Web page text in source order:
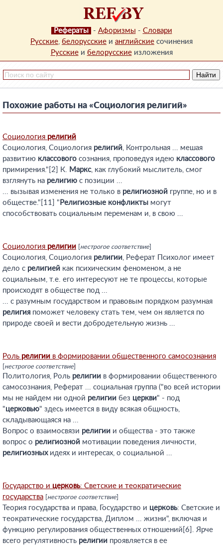
Рефераты - Афоризмы - Словари
Русские, белорусские и английские сочинения
Русскиеи белорусскиеизложения
Похожие работы на «Социология религий»
Социология религий
Социология, Социология религий, Контрольная ... мешая
развитию классового сознания, проповедуя идею классового
примирения."[2] К. Маркс, как глубокий мыслитель, смог
взглянуть на религию с позиции ...
... вызывая изменения не только в религиозной группе, но и в
обществе."[11] " Религиозные конфликты могут
способствовать социальным переменам и, в свою ...
Социология религии нестрогое соответствие
Социология, Социология религии, Реферат Психолог имеет
дело с религией как психическим феноменом, а не
социальным, т.е. его интересуют не те процессы, которые
происходят в обществе под ...
... с разумным государством и правовым порядком разумная
религия поможет человеку стать тем, чем он является по
природе своей и вести добродетельную жизнь ...
Роль религии в формировании общественного самосознания
нестрогое соответствие
Политология, Роль религии в формировании общественного
самосознания, Реферат ... социальная группа ("во всей истории
мы не найдем ни одной религии без церкви" - под
"церковью" здесь имеется в виду всякая общность,
складывающаяся на ...
Вопрос о взаимосвязи религии и общества - это также
вопрос о религиозной мотивации поведения личности,
религиозныхидеях и интересах, о социальной ...
Государство и церковь: Светские и теократические
государства
нестрогое соответствие
Теория государства и права, Государство и церковь: Светские и
теократические государства, Диплом ... жизни", включая и
функцию регулирования общественных отношений[6]. Ярче
всего регулятивность религии проявляется в ее